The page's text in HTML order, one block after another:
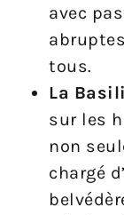
avec
tous.
La
sur les
non
chargé